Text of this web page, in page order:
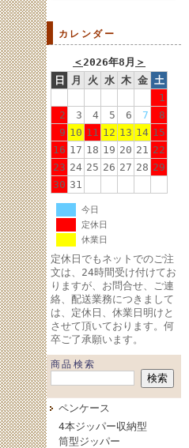
カレンダー
＜2026年8月 ＞
日
月 火 水 木 金 土
1
2
3 4 5 6 7
8
9 10 11 12 13 14 15
16 17 18 19 20 21 22
23 24 25 26 27 28 29
30 31
今日
定休日
休業日
定休日でもネットでのご注
文は、24時間受け付けてお
りますが、お問合せ、ご連
絡、配送業務につきまして
は、定休日、休業日明けと
させて頂いております。何
卒ご了承願います。
商品検索
ペンケース
4本ジッパー収納型
筒型ジッパー